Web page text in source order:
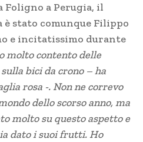
a Perugia, il
stato comunque Filippo
e incitatissimo durante
molto contento delle
bici da crono – ha
rosa -. Non ne correvo
dello scorso anno, ma
molto su questo aspetto e
dato i suoi frutti. Ho